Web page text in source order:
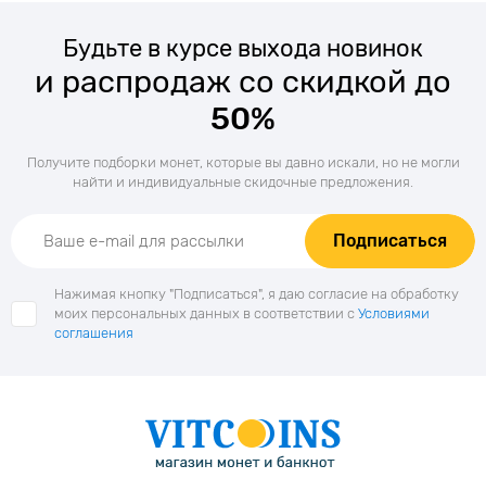
Будьте в курсе выхода новинок
и распродаж со скидкой до
50%
Получите подборки монет, которые вы давно искали, но не могли
найти и индивидуальные скидочные предложения.
Подписаться
Нажимая кнопку "Подписаться", я даю согласие на обработку
моих персональных данных в соответствии с Условиями
соглашения